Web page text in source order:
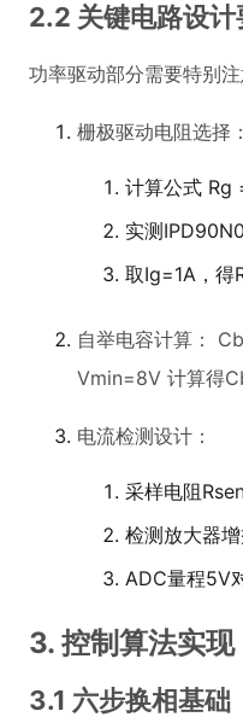
2.2 关键电路设计
功率驱动部分需要特别注
栅极驱动电阻选择：
计算公式
实测
取Ig=1A，得
自举电容计算：
Vmin=8V 计算得
电流检测设计：
采样电阻
检测放大器
ADC量程5V
3. 控制算法实现
3.1 六步换相基础